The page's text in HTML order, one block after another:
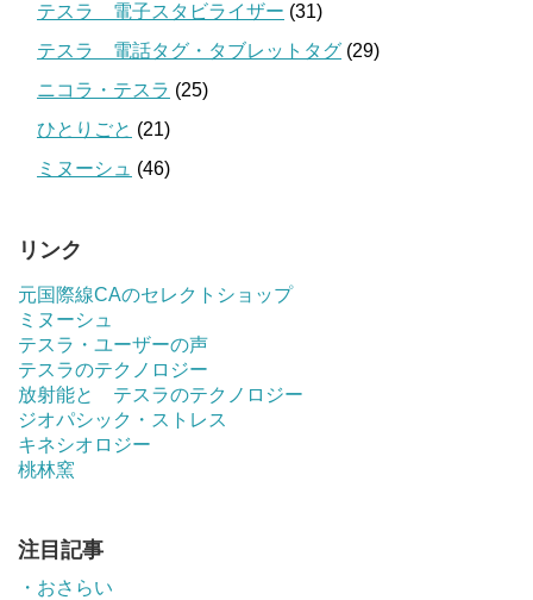
テスラ 電子スタビライザー (31)
テスラ 電話タグ・タブレットタグ (29)
ニコラ・テスラ (25)
ひとりごと (21)
ミヌーシュ (46)
リンク
元国際線CAのセレクトショップ
ミヌーシュ
テスラ・ユーザーの声
テスラのテクノロジー
放射能と テスラのテクノロジー
ジオパシック・ストレス
キネシオロジー
桃林窯
注目記事
・おさらい